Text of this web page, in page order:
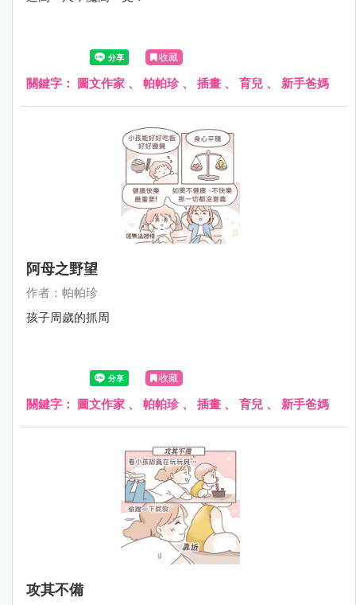
收藏
關鍵字： 圖文作家 、 帕帕珍、 插畫 、 育兒 、 新手爸媽
阿母之野望
作者：帕帕珍
孩子周歲的抓周
收藏
關鍵字： 圖文作家 、 帕帕珍、 插畫 、 育兒 、 新手爸媽
攻其不備